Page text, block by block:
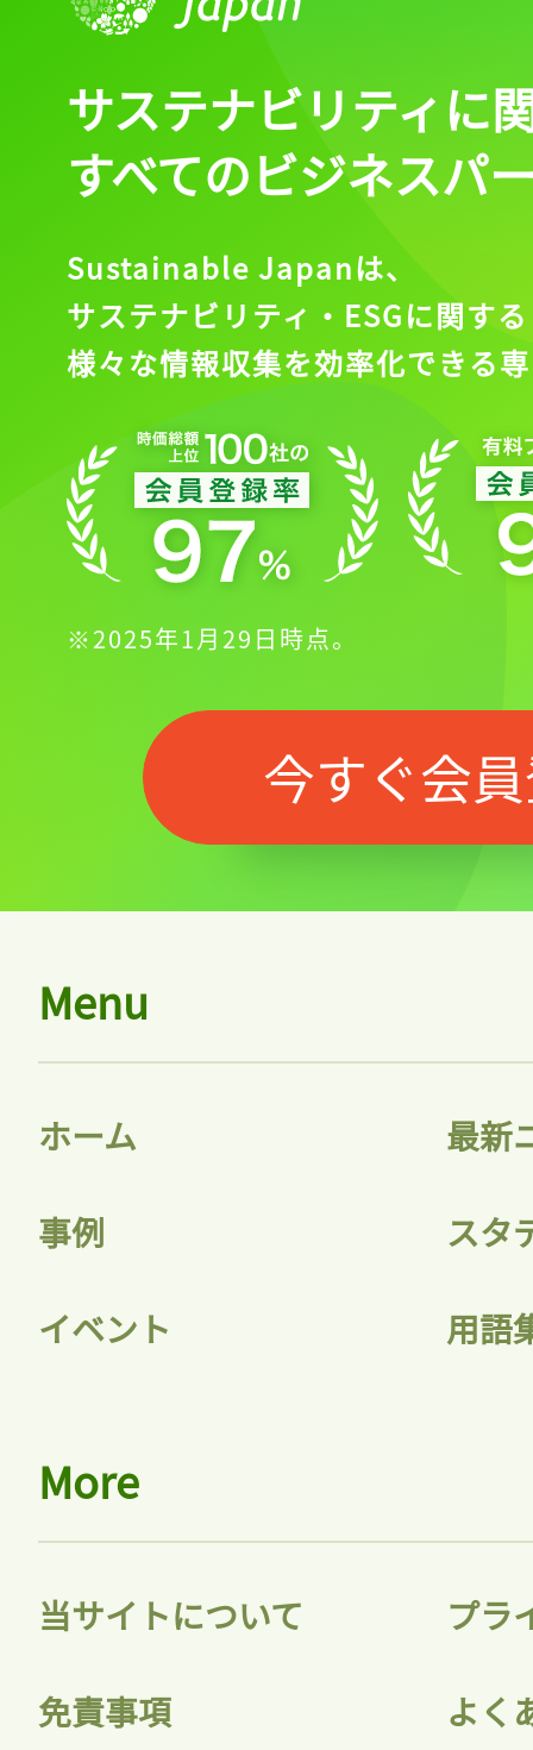
サステナビリティに
すべてのビジネスパ
Sustainable Japanは、
サステナビリティ・ESGに関する
様々な情報収集を効率化できる
※2025年1月29日時点。
今すぐ会
Menu
ホーム 最新
事例 スタ
イベント 用語
More
当サイトについて プラ
免責事項 よく